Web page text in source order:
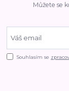
Můžete se
Souhlasím se